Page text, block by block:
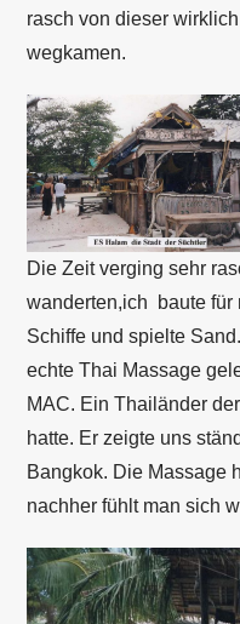
rasch von dieser
wegkamen.
Die Zeit verging sehr
wanderten,ich baute für
Schiffe und spielte
echte Thai Massage
MAC. Ein Thailänder
hatte. Er zeigte uns
Bangkok. Die Massage
nachher fühlt man sich